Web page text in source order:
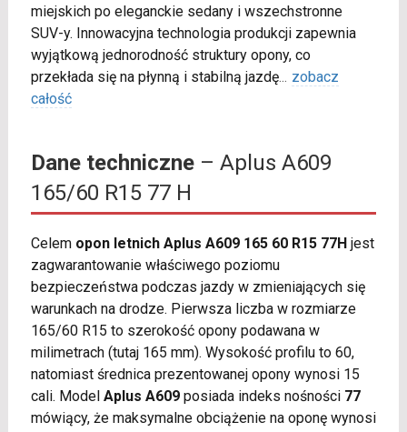
miejskich po eleganckie sedany i wszechstronne
SUV-y. Innowacyjna technologia produkcji zapewnia
wyjątkową jednorodność struktury opony, co
przekłada się na płynną i stabilną jazdę... zobacz
całość
Dane techniczne– Aplus A609
165/60 R15 77 H
Celem opon letnich Aplus A609 165 60 R15 77Hjest
zagwarantowanie właściwego poziomu
bezpieczeństwa podczas jazdy w zmieniających się
warunkach na drodze. Pierwsza liczba w rozmiarze
165/60 R15 to szerokość opony podawana w
milimetrach (tutaj 165 mm). Wysokość profilu to 60,
natomiast średnica prezentowanej opony wynosi 15
cali. Model Aplus A609posiada indeks nośności 77
mówiący, że maksymalne obciążenie na oponę wynosi